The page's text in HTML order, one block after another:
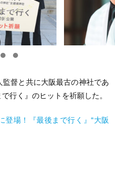
督と共に大阪最古の神社であ
行く』のヒットを祈願した。
登場！『最後まで行く』“大阪